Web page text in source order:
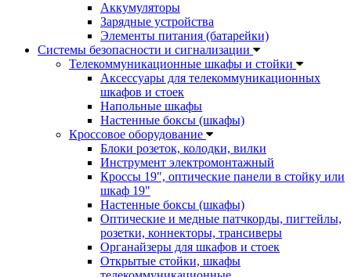
Аккумуляторы
Зарядные устройства
Элементы питания (батарейки)
Системы безопасности и сигнализации
Телекоммуникационные шкафы и стойки
Аксессуары для телекоммуникационных
шкафов и стоек
Напольные шкафы
Настенные боксы (шкафы)
Кроссовое оборудование
Блоки розеток, колодки, вилки
Инструмент электромонтажный
Кроссы 19", оптические панели в стойку или
шкаф 19"
Настенные боксы (шкафы)
Оптические и медные патчкорды, пигтейлы,
розетки, коннекторы, трансиверы
Органайзеры для шкафов и стоек
Открытые стойки, шкафы